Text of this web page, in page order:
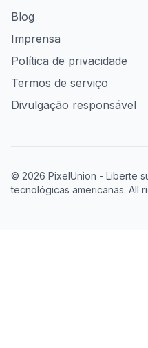
Blog
Imprensa
Política de privacidade
Termos de serviço
Divulgação responsável
© 2026 PixelUnion - Liberte
tecnológicas americanas. All